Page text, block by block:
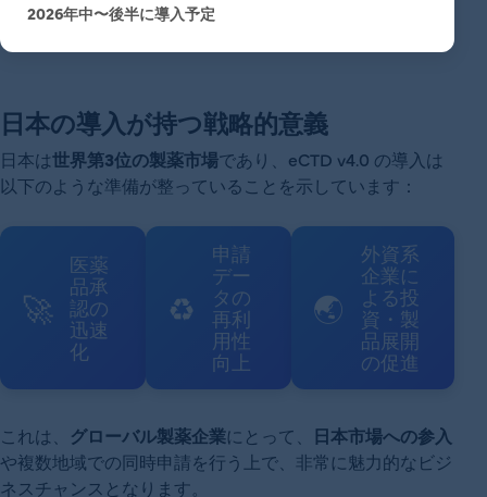
2026年中〜後半に導入予定
日本の導入が持つ戦略的意義
日本は世界第3位の製薬市場であり、eCTD v4.0 の導入は
以下のような準備が整っていることを示しています：
🚀
医薬
品承
認の
迅速
化
♻️
申請
デー
タの
再利
用性
向上
🌏
外資系
企業に
よる投
資・製
品展開
の促進
これは、 グローバル製薬企業にとって、
日本市場への参入
や複数地域での同時申請を行う上で、非常に魅力的なビジ
ネスチャンスとなります。